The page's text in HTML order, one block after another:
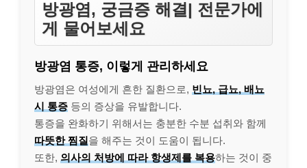
방광염, 궁금증 해결| 전문가에
게 물어보세요
방광염 통증, 이렇게 관리하세요
방광염은 여성에게 흔한 질환으로, 빈뇨, 급뇨, 배뇨
시 통증 등의 증상을 유발합니다.
통증을 완화하기 위해서는 충분한 수분 섭취와 함께
따뜻한 찜질을 해주는 것이 도움이 됩니다.
또한, 의사의 처방에 따라 항생제를 복용하는 것이 중